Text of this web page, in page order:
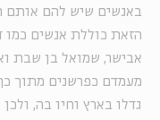
באנשים שיש להם אותם
הזאת כוללת אנשים כמו
אבישר, שמואל בן שבת
מעמדם כפרשנים מתוך
גדלו בארץ וחיו בה,